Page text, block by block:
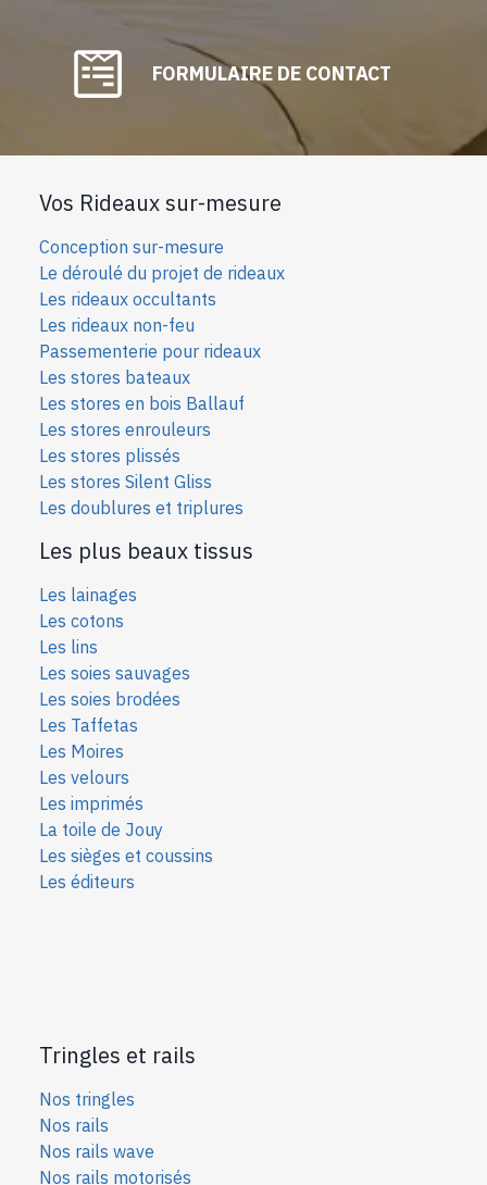
FORMULAIRE DE CONTACT
Vos Rideaux sur-mesure
Conception sur-mesure
Le déroulé du projet de rideaux
Les rideaux occultants
Les rideaux non-feu
Passementerie pour rideaux
Les stores bateaux
Les stores en bois Ballauf
Les stores enrouleurs
Les stores plissés
Les stores Silent Gliss
Les doublures et triplures
Les plus beaux tissus
Les lainages
Les cotons
Les lins
Les soies sauvages
Les soies brodées
Les Taffetas
Les Moires
Les velours
Les imprimés
La toile de Jouy
Les sièges et coussins
Les éditeurs
Tringles et rails
Nos tringles
Nos rails
Nos rails wave
Nos rails motorisés